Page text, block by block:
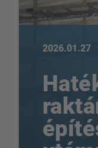
2026.01.27